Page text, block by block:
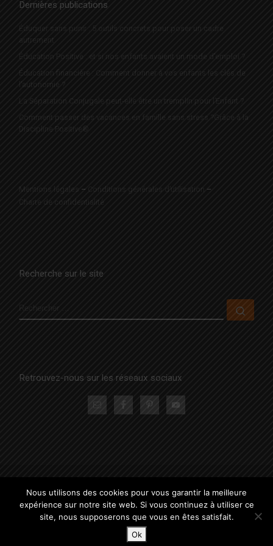
Dernières publications
Éduquer sans punir : 5 outils concrets pour poser un cadre
autrement
Éducation Positive : et si nos enfants avaient un mode d’emploi ?
Éducation financière : Comment donner à vos enfants les clés de
l’autonomie ?
La Séparation Conjugale peut-elle être un tremplin pour l’Enfant ?
Comment passer des vacances en famille sans stress ?Grâce à la
Discipline Positive®
Mentions légales – Conditions générales d’utilisation –
Charte de confidentialité
Recherche sur le site
RECHERCHER
Retrouvez-nous sur les réseaux sociaux
Propulsé parWP– Réalisé avec the Thème Customizr
Nous utilisons des cookies pour vous garantir la meilleure
expérience sur notre site web. Si vous continuez à utiliser ce
site, nous supposerons que vous en êtes satisfait.
Ok